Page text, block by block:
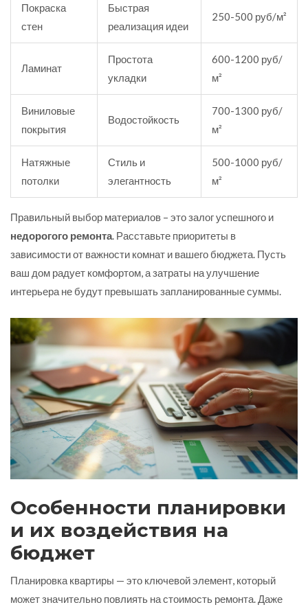
Покраска
стен
Быстрая
реализация идеи
250-500 руб/м²
Ламинат
Простота
укладки
600-1200 руб/
м²
Виниловые
покрытия
Водостойкость
700-1300 руб/
м²
Натяжные
потолки
Стиль и
элегантность
500-1000 руб/
м²
Правильный выбор материалов – это залог успешного и
недорогого ремонта. Расставьте приоритеты в
зависимости от важности комнат и вашего бюджета. Пусть
ваш дом радует комфортом, а затраты на улучшение
интерьера не будут превышать запланированные суммы.
Особенности планировки
и их воздействия на
бюджет
Планировка квартиры — это ключевой элемент, который
может значительно повлиять на стоимость ремонта. Даже